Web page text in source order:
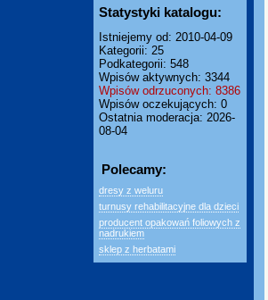
Statystyki katalogu:
Istniejemy od: 2010-04-09
Kategorii: 25
Podkategorii: 548
Wpisów aktywnych: 3344
Wpisów odrzuconych: 8386
Wpisów oczekujących: 0
Ostatnia moderacja: 2026-
08-04
Polecamy:
dresy z weluru
turnusy rehabilitacyjne dla dzieci
producent opakowań foliowych z
nadrukiem
sklep z herbatami